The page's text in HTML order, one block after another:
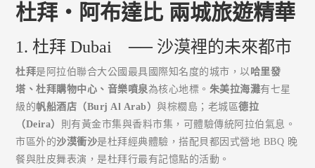
杜拜‧阿布達比 兩城旅遊精華
1. 杜拜 Dubai ── 沙漠裡的未來都市
杜拜是阿拉伯聯合大公國最具國際知名度的城市，以 哈里發
塔、杜拜購物中心、音樂噴泉為核心地標。 朱美拉海灘有七星
級的帆船酒店（Burj Al Arab）與棕櫚島；老城區德拉
（Deira） 則有黃金市集與香料市集，可體驗傳統阿拉伯氣息。
市區外的沙漠衝沙是杜拜經典體驗，搭配貝都因式營地 BBQ 晚
餐與肚皮舞表演，是杜拜行最有記憶點的活動。